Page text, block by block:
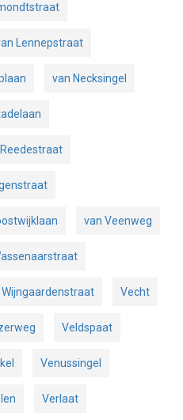
Lennepstraat
van Necksingel
van Veenweg
Wijngaardenstraat Vecht
Veldspaat
Venussingel
Verlaat